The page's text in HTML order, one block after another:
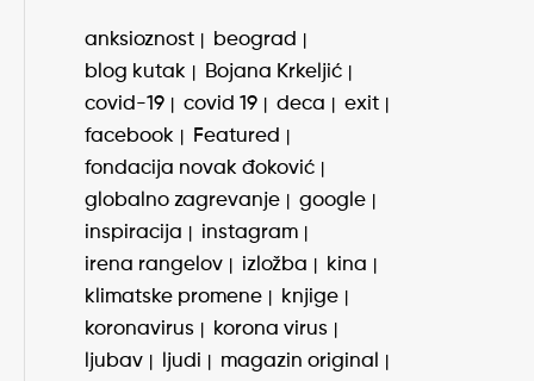
anksioznost
beograd
blog kutak
Bojana Krkeljić
covid-19
covid 19 deca
exit
facebook
Featured
fondacija novak đoković
globalno zagrevanje
google
inspiracija
instagram
irena rangelov
izložba
kina
klimatske promene
knjige
koronavirus
korona virus
ljubav
ljudi
magazin original